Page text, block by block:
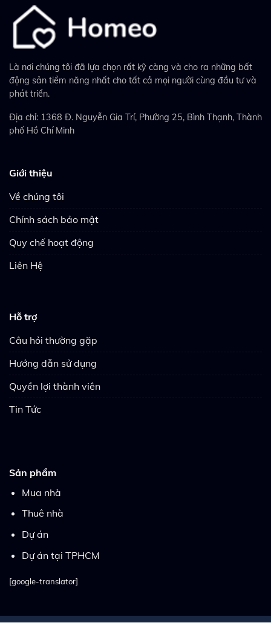
Là nơi chúng tôi đã lựa chọn rất kỹ càng và cho ra những bất
động sản tiềm năng nhất cho tất cả mọi người cùng đầu tư và
phát triển.
Địa chỉ: 1368 Đ. Nguyễn Gia Trí, Phường 25, Bình Thạnh, Thành
phố Hồ Chí Minh
Giới thiệu
Về chúng tôi
Chính sách bảo mật
Quy chế hoạt động
Liên Hệ
Hỗ trợ
Câu hỏi thường gặp
Hướng dẫn sử dụng
Quyền lợi thành viên
Tin Tức
Sản phẩm
Mua nhà
Thuê nhà
Dự án
Dự án tại TPHCM
[google-translator]